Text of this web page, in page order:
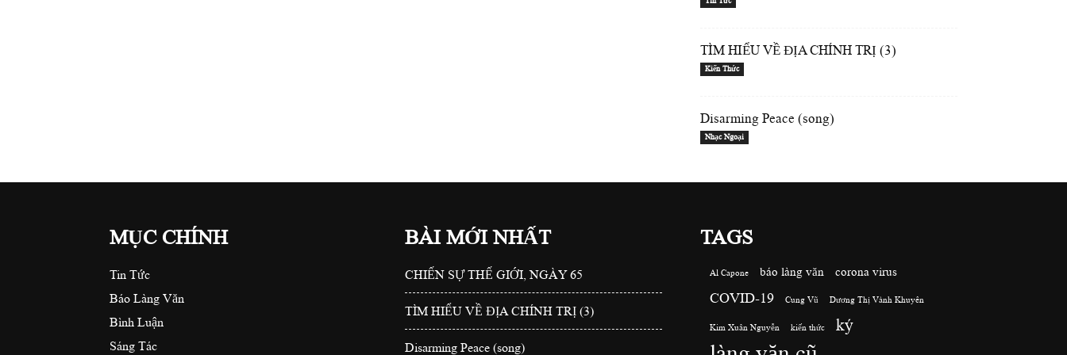
TÌM HIỂU VỀ ĐỊA CHÍNH TRỊ (3)
Kiến Thức
Disarming Peace (song)
Nhạc Ngoại
MỤC CHÍNH
Tin Tức
Báo Làng Văn
Bình Luận
Sáng Tác
BÀI MỚI NHẤT
CHIẾN SỰ THẾ GIỚI, NGÀY 65
TÌM HIỂU VỀ ĐỊA CHÍNH TRỊ (3)
Disarming Peace (song)
TAGS
Al Capone báo làng văn corona virus
COVID-19 Cung Vũ Dương Thị Vành Khuyên
Kim Xuân Nguyễn kiến thức ký